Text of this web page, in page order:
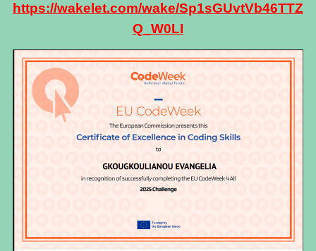
https://wakelet.com/wake/Sp1sGUvtVb46TTZ
Q_W0LI